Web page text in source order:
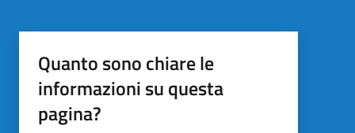
Quanto sono chiare le
informazioni su questa
pagina?